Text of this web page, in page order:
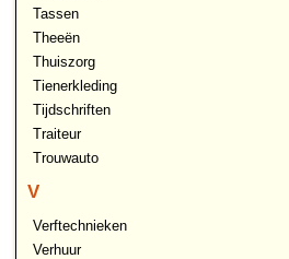
Tassen
Theeën
Thuiszorg
Tienerkleding
Tijdschriften
Traiteur
Trouwauto
V
Verftechnieken
Verhuur